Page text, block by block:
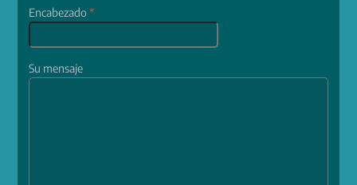
Encabezado*
Su mensaje